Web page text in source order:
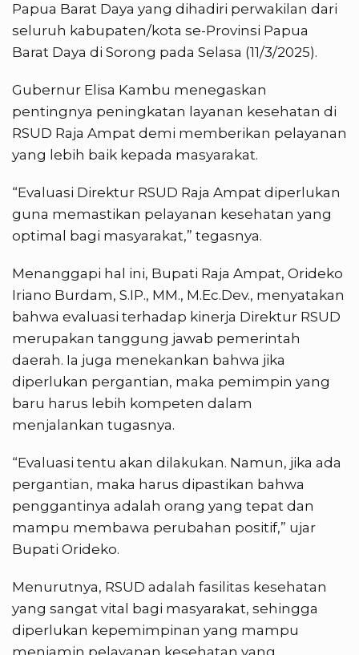
Papua Barat Daya yang dihadiri perwakilan dari
seluruh kabupaten/kota se-Provinsi Papua
Barat Daya di Sorong pada Selasa (11/3/2025).
Gubernur Elisa Kambu menegaskan
pentingnya peningkatan layanan kesehatan di
RSUD Raja Ampat demi memberikan pelayanan
yang lebih baik kepada masyarakat.
“Evaluasi Direktur RSUD Raja Ampat diperlukan
guna memastikan pelayanan kesehatan yang
optimal bagi masyarakat,” tegasnya.
Menanggapi hal ini, Bupati Raja Ampat, Orideko
Iriano Burdam, S.IP., MM., M.Ec.Dev., menyatakan
bahwa evaluasi terhadap kinerja Direktur RSUD
merupakan tanggung jawab pemerintah
daerah. Ia juga menekankan bahwa jika
diperlukan pergantian, maka pemimpin yang
baru harus lebih kompeten dalam
menjalankan tugasnya.
“Evaluasi tentu akan dilakukan. Namun, jika ada
pergantian, maka harus dipastikan bahwa
penggantinya adalah orang yang tepat dan
mampu membawa perubahan positif,” ujar
Bupati Orideko.
Menurutnya, RSUD adalah fasilitas kesehatan
yang sangat vital bagi masyarakat, sehingga
diperlukan kepemimpinan yang mampu